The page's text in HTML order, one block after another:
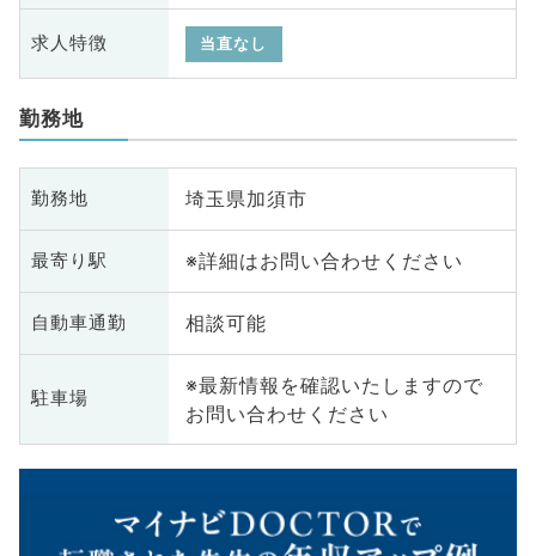
求人特徴 当直なし
勤務地
勤務地 埼玉県加須市
最寄り駅 ※詳細はお問い合わせください
自動車通勤 相談可能
駐車場
※最新情報を確認いたしますので
お問い合わせください